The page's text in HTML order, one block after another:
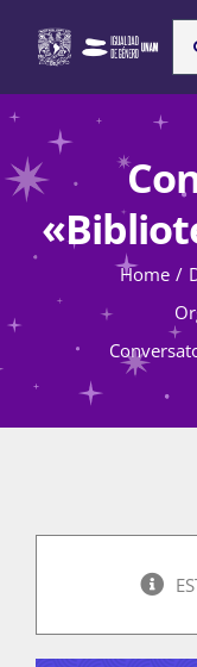
content
Atención
Home